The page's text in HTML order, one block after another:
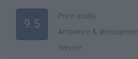
9.5
Price quality
Ambiance & atmosphere
Service